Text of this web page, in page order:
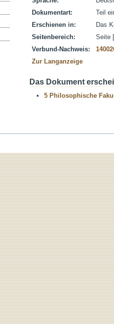
Dokumentart:
Teil
Erschienen in:
Das
Seitenbereich:
Seite
Verbund-Nachweis:
Zur Langanzeige
Das Dokument
5 Philosophische